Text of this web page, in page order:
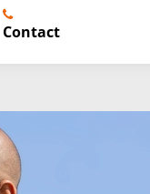
Contact